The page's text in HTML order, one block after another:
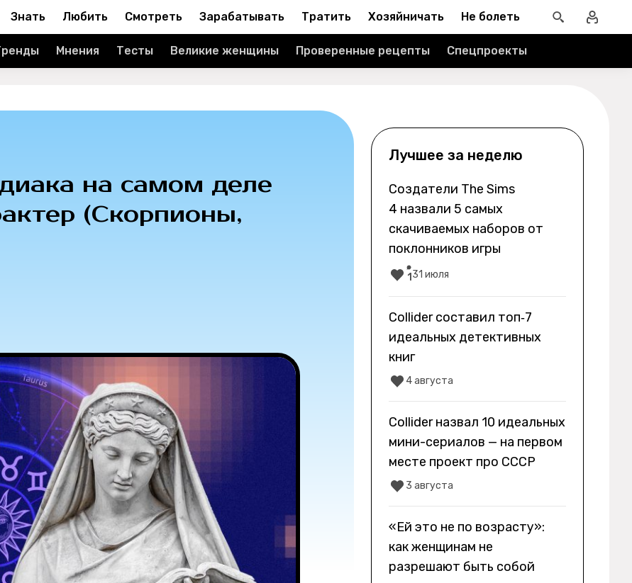
Знать Любить Смотреть Зарабатывать Тратить Хозяйничать Не болеть
Мнения Тесты Великие женщины Проверенные рецепты Спецпроекты
на самом деле
(Скорпионы,
Лучшее за неделю
Создатели The Sims
4 назвали 5 самых
скачиваемых наборов от
поклонников игры
1 31 июля
Collider составил топ‑7
идеальных детективных
книг
4 августа
Collider назвал 10 идеальных
мини-сериалов — на первом
месте проект про СССР
3 августа
«Ей это не по возрасту»:
как женщинам не
разрешают быть собой